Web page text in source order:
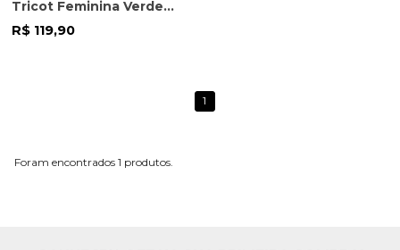
Tricot Feminina Verde
Oliva
R$ 119,90
1
1